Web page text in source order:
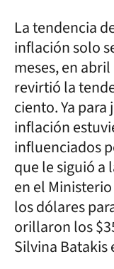
La tendencia
inflación solo
meses, en
revirtió la
ciento. Ya
inflación
influenciados
que le siguió a
en el
los dólares
orillaron los
Silvina Batakis